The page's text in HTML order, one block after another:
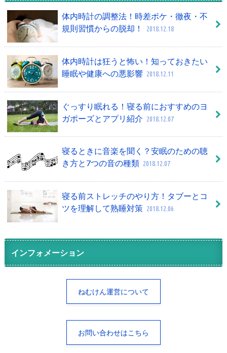
体内時計の調整法！時差ボケ・徹夜・不
規則習慣からの脱却！
2018.12.18
体内時計は狂うと怖い！知っておきたい
睡眠や健康への悪影響 2018.12.11
ぐっすり眠れる！寝る前におすすめのヨ
ガポーズとアプリ紹介 2018.12.07
寝るときに音楽を聞く？安眠のための聴
き方と7つの音の種類 2018.12.07
寝る前ストレッチのやり方！タブーとコ
ツを理解して熟睡対策 2018.12.06
インフォメーション
ねむけん運営について
お問い合わせはこちら